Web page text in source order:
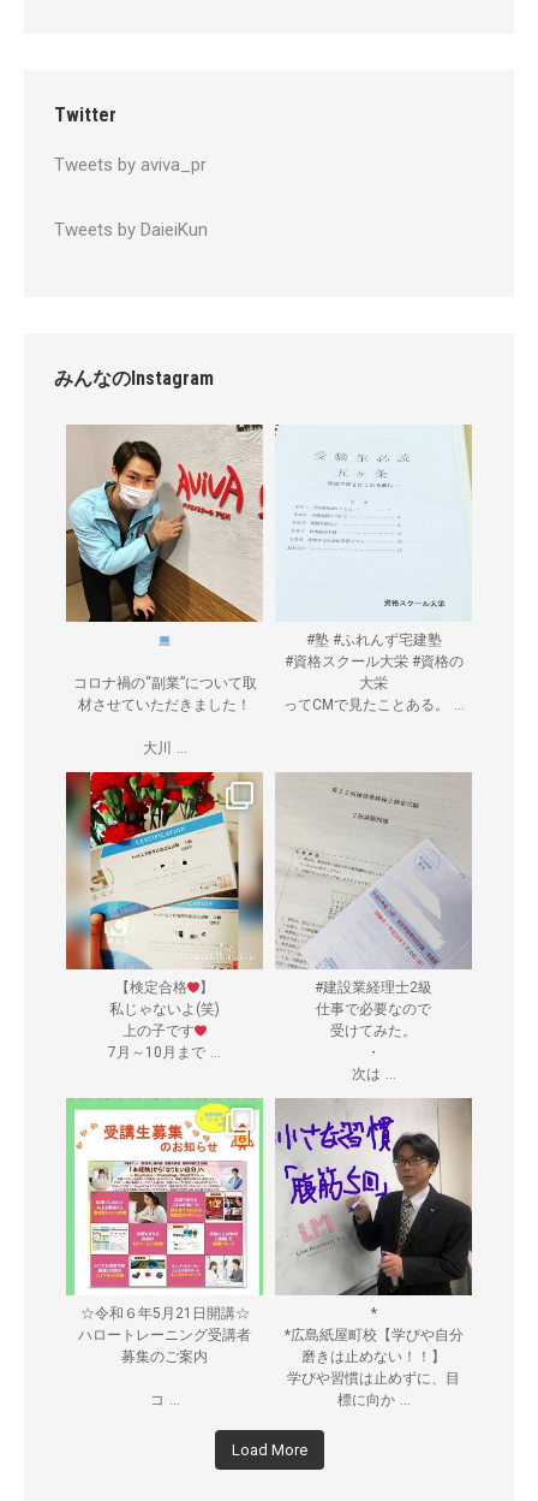
Twitter
Tweets by aviva_pr
Tweets by DaieiKun
みんなのInstagram
コロナ禍の“副業”について取
材させていただきました！
大川 ...
#塾 #ふれんず宅建塾
#資格スクール大栄 #資格の
大栄
ってCMで見たことある。
...
【検定合格
】
私じゃないよ(笑)
上の子です
7月～10月まで ...
#建設業経理士2級
仕事で必要なので
受けてみた。
・
次は ...
☆令和６年5月21日開講☆
ハロートレーニング受講者
募集のご案内
コ ...
*
*広島紙屋町校【学びや自分
磨きは止めない！！】
学びや習慣は止めずに、目
標に向か ...
Load More